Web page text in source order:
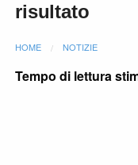
risultato
HOME NOTIZIE
Tempo di lettura